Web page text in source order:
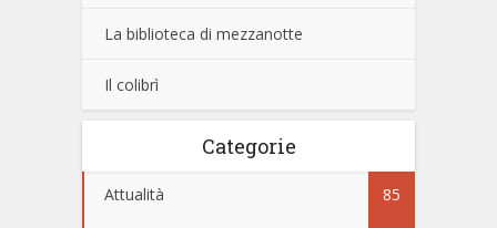
La biblioteca di mezzanotte
Il colibrì
Categorie
Attualità 85